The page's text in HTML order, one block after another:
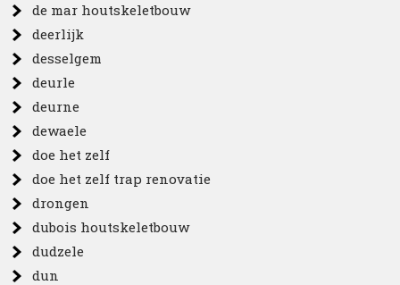
de mar houtskeletbouw
deerlijk
desselgem
deurle
deurne
dewaele
doe het zelf
doe het zelf trap renovatie
drongen
dubois houtskeletbouw
dudzele
dun